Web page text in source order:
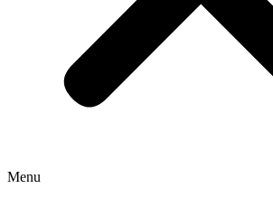
Menu